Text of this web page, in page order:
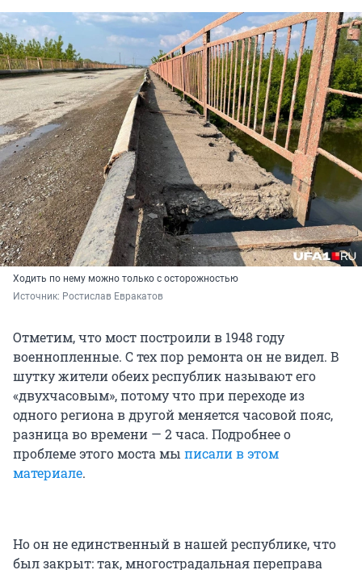
Ходить по нему можно только с осторожностью
Источник: Ростислав Евракатов
Отметим, что мост построили в 1948 году
военнопленные. С тех пор ремонта он не видел. В
шутку жители обеих республик называют его
«двухчасовым», потому что при переходе из
одного региона в другой меняется часовой пояс,
разница во времени — 2 часа. Подробнее о
проблеме этого моста мы писали в этом
материале.
Но он не единственный в нашей республике, что
был закрыт: так, многострадальная переправа